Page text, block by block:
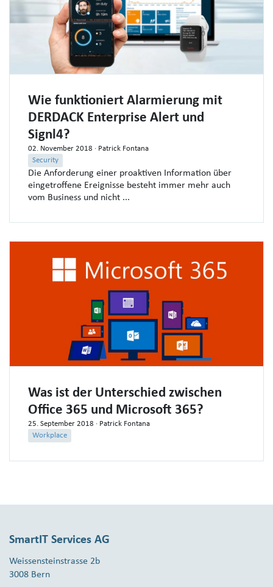
Wie funktioniert Alarmierung mit
DERDACK Enterprise Alert und
Signl4?
02. November 2018 · Patrick Fontana
Security
Die Anforderung einer proaktiven Information über
eingetroffene Ereignisse besteht immer mehr auch
vom Business und nicht ...
Was ist der Unterschied zwischen
Office 365 und Microsoft 365?
25. September 2018 · Patrick Fontana
Workplace
SmartIT Services AG
Weissensteinstrasse 2b
3008 Bern